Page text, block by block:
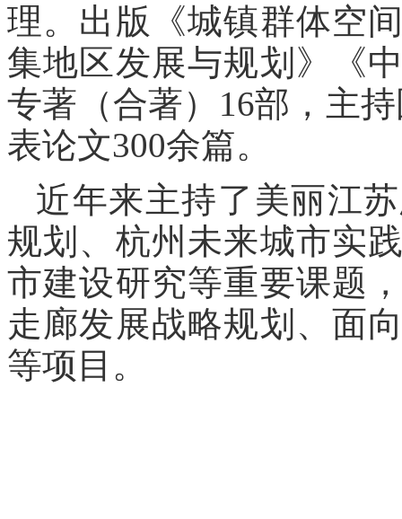
理。出版《城镇群体空
集地区发展与规划》《
专著（合著）16部，主
表论文300余篇。
近年来主持了美丽江
规划、杭州未来城市实
市建设研究等重要课题
走廊发展战略规划、面
等项目。